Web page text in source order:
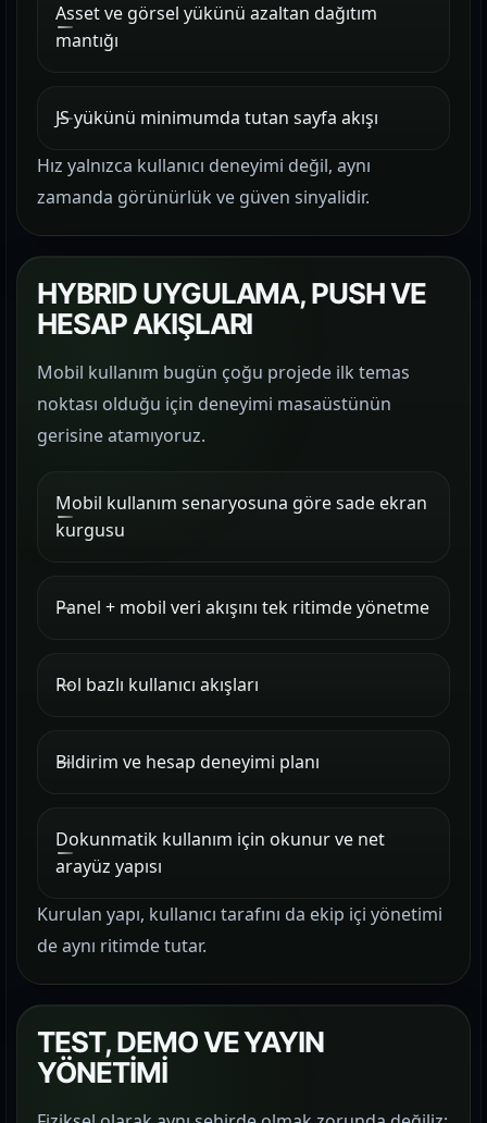
Asset ve görsel yükünü azaltan dağıtım
mantığı
JS yükünü minimumda tutan sayfa akışı
Hız yalnızca kullanıcı deneyimi değil, aynı
zamanda görünürlük ve güven sinyalidir.
HYBRID UYGULAMA, PUSH VE
HESAP AKIŞLARI
Mobil kullanım bugün çoğu projede ilk temas
noktası olduğu için deneyimi masaüstünün
gerisine atamıyoruz.
Mobil kullanım senaryosuna göre sade ekran
kurgusu
Panel + mobil veri akışını tek ritimde yönetme
Rol bazlı kullanıcı akışları
Bildirim ve hesap deneyimi planı
Dokunmatik kullanım için okunur ve net
arayüz yapısı
Kurulan yapı, kullanıcı tarafını da ekip içi yönetimi
de aynı ritimde tutar.
TEST, DEMO VE YAYIN
YÖNETİMİ